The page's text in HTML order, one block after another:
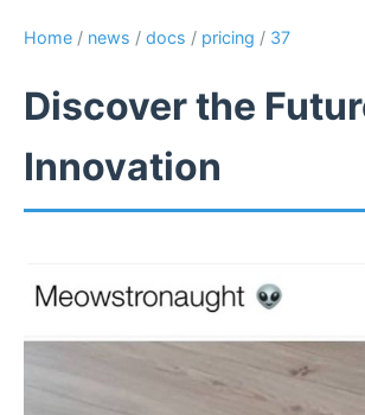
Home / news / docs / pricing / 37
Discover the
Innovation